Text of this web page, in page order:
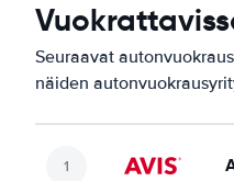
Seuraavat
näiden